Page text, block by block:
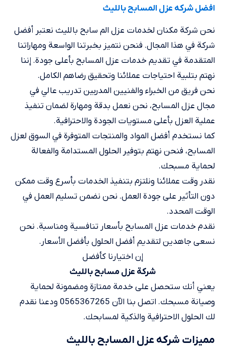
افضل شركه عزل المسابح بالليث
نحن شركة مكنان لخدمات عزل الم سابح بالليث نعتبر أفضل
شركة في هذا المجال. فنحن نتميز بخبرتنا الواسعة ومهاراتنا
المتقدمة في تقديم خدمات عزل المسابح بأعلى جودة. إننا
نهتم بتلبية احتياجات عملائنا وتحقيق رضاهم الكامل.
نحن فريق من الخبراء والفنيين المدربين تدريب عالي في
مجال عزل المسابح، نحن نعمل بدقة ومهارة لضمان تنفيذ
عملية العزل بأعلى مستويات الجودة والاحترافية.
كما نستخدم أفضل المواد والمنتجات المتوفرة في السوق لعزل
المسابح، فنحن نهتم بتوفير الحلول المستدامة والفعالة
لحماية مسبحك.
نقدر وقت عملائنا ونلتزم بتنفيذ الخدمات بأسرع وقت ممكن
دون التأثير على جودة العمل. نحن نضمن تسليم العمل في
الوقت المحدد.
نقدم خدمات عزل المسابح بأسعار تنافسية ومناسبة. نحن
نسعى جاهدين لتقديم أفضل الحلول بأفضل الأسعار.
إن اختيارنا كأفضل
شركة عزل مسابح بالليث
يعني أنك ستحصل على خدمة ممتازة ومضمونة لحماية
وصيانة مسبحك. اتصل بنا الآن 0565367265 ودعنا نقدم
لك الحلول الاحترافية والذكية لمسابحك.
مميزات شركه عزل المسابح بالليث